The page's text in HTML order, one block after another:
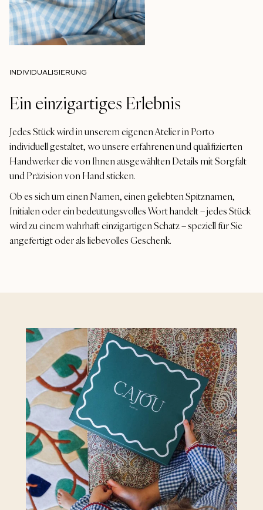
INDIVIDUALISIERUNG
Ein einzigartiges Erlebnis
Jedes Stück wird in unserem eigenen Atelier in Porto
individuell gestaltet, wo unsere erfahrenen und qualifizierten
Handwerker die von Ihnen ausgewählten Details mit Sorgfalt
und Präzision von Hand sticken.
Ob es sich um einen Namen, einen geliebten Spitznamen,
Initialen oder ein bedeutungsvolles Wort handelt – jedes Stück
wird zu einem wahrhaft einzigartigen Schatz – speziell für Sie
angefertigt oder als liebevolles Geschenk.